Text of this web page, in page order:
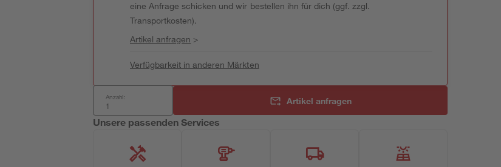
eine Anfrage schicken und wir bestellen ihn für dich (ggf. zzgl.
Transportkosten).
Artikel anfragen >
Verfügbarkeit in anderen Märkten
Anzahl: Artikel anfragen
Unsere passenden Services